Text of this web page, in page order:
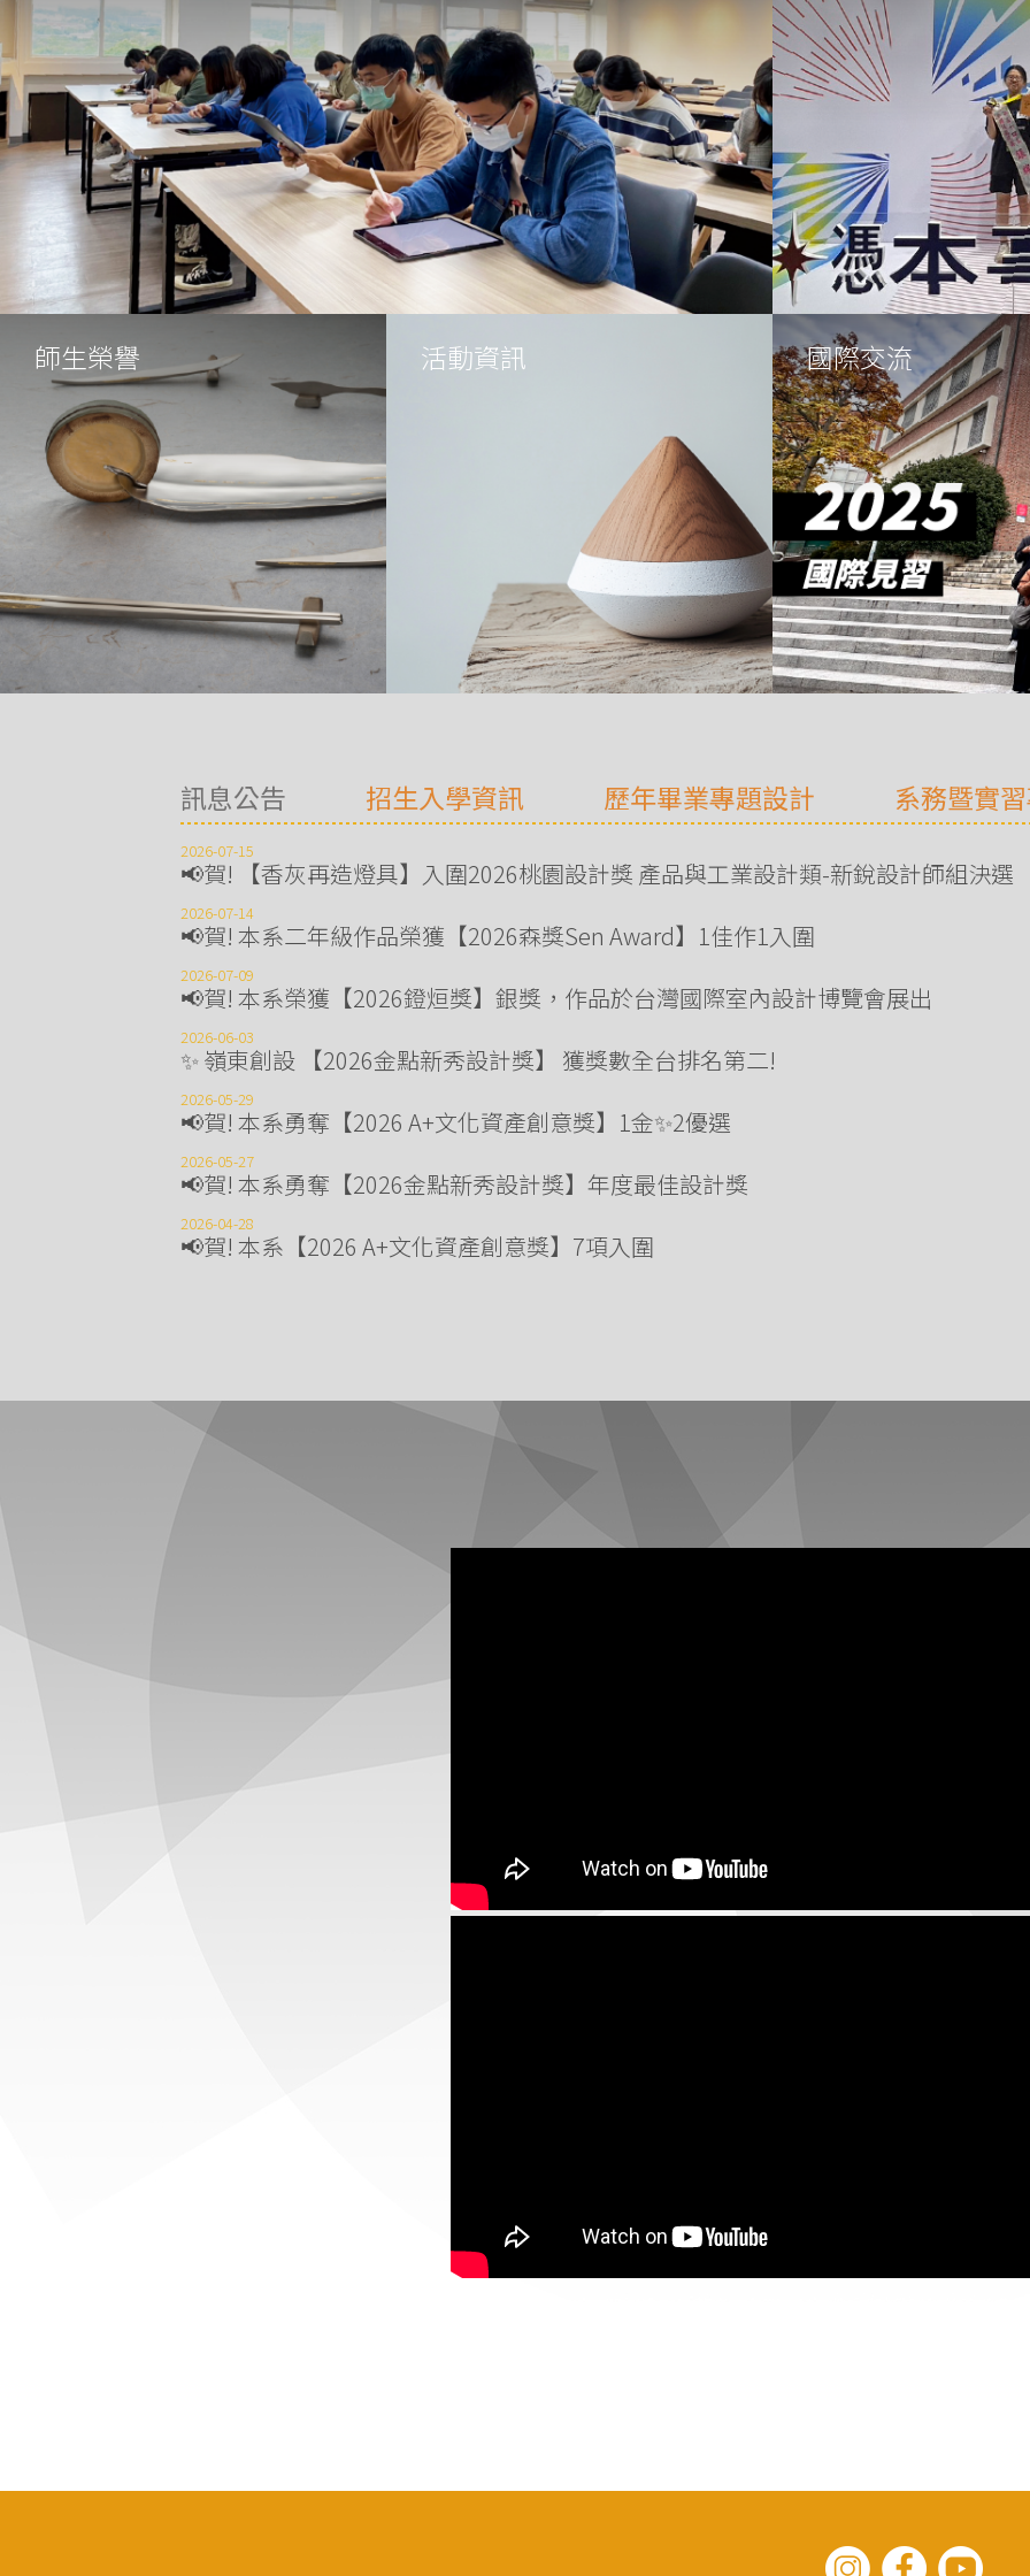
師生榮譽 活動資訊 國際交流
訊息公告 招生入學資訊 歷年畢業專題設計 系務暨實
2026-07-15
📢賀! 【香灰再造燈具】入圍2026桃園設計獎 產品與工業設計類-新銳設計師組決選
2026-07-14
📢賀! 本系二年級作品榮獲【2026森獎Sen Award】1佳作1入圍
2026-07-09
📢賀! 本系榮獲【2026鐙烜獎】銀獎，作品於台灣國際室內設計博覽會展出
2026-06-03
✨ 嶺東創設 【2026金點新秀設計獎】 獲獎數全台排名第二!
2026-05-29
📢賀! 本系勇奪【2026 A+文化資產創意獎】1金✨2優選
2026-05-27
📢賀! 本系勇奪【2026金點新秀設計獎】年度最佳設計獎
2026-04-28
📢賀! 本系【2026 A+文化資產創意獎】7項入圍